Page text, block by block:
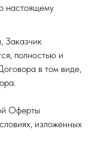
настоящему
Заказчик
полностью и
в том виде,
Оферты
изложенных